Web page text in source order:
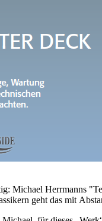
Michael Herrmanns
geht das mit